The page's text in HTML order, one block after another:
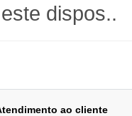
dispos..
ao cliente